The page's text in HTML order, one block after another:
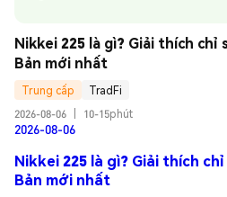
Nikkei 225 là gì? Giải thích
Bản mới nhất
Trung cấp
TradFi
2026-08-06
10-15phút
2026-08-06
Nikkei 225 là gì? Giải thích
Bản mới nhất